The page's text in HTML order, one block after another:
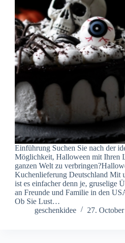
Einführung Suchen Sie nach der
Möglichkeit, Halloween mit Ihren
ganzen Welt zu
Kuchenlieferung Deutschland Mit
ist es einfacher denn je, gruselige
an Freunde und Familie in den
Ob Sie Lust…
geschenkidee
27.